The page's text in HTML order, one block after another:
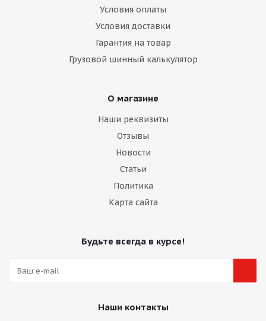
Условия оплаты
Условия доставки
Гарантия на товар
Грузовой шинный калькулятор
О магазине
Наши реквизиты
Отзывы
Новости
Статьи
Политика
Карта сайта
Будьте всегда в курсе!
Наши контакты